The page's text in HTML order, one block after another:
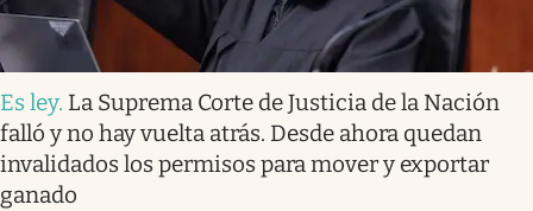
Es ley. La Suprema Corte de Justicia de la Nación
falló y no hay vuelta atrás. Desde ahora quedan
invalidados los permisos para mover y exportar
ganado